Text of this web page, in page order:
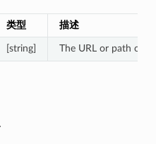
类型 描述
[string] The URL or path of